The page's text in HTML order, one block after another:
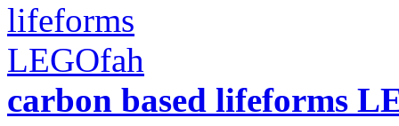
carbon based lifeforms